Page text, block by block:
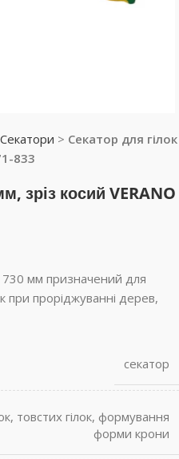
Секатори > Секатор для гілок
833
зріз косий VERANO
мм призначений для
при проріджуванні дерев,
секатор
, товстих гілок, формування
форми крони